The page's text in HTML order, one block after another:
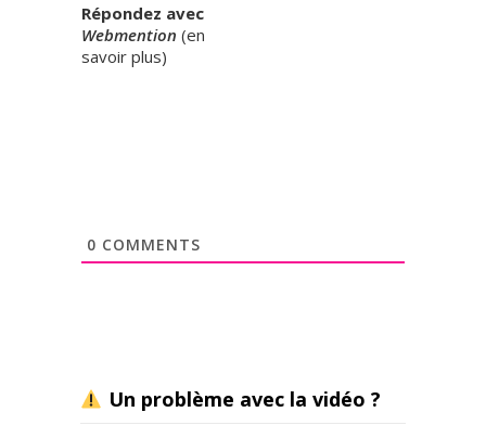
Répondez avec
Webmention (en
savoir plus)
0 COMMENTS
Un problème avec la vidéo ?